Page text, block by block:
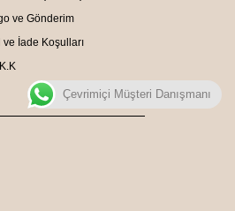
ve Gönderim
ve İade Koşulları
Çevrimiçi Müşteri Danışmanı